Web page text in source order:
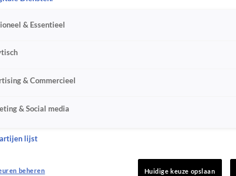
& Essentieel
& Commercieel
& Social media
lijst
beheren Huidige keuze opslaan